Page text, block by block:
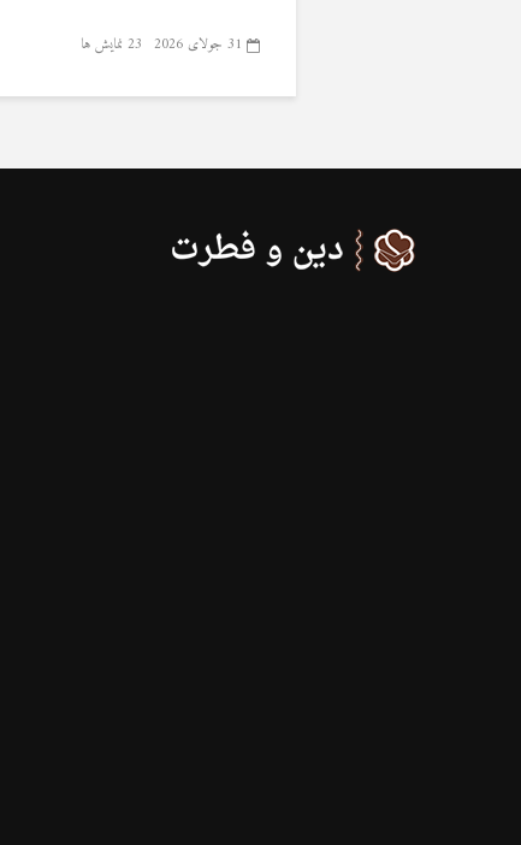
31 جولای 2026 23 نمایش ها